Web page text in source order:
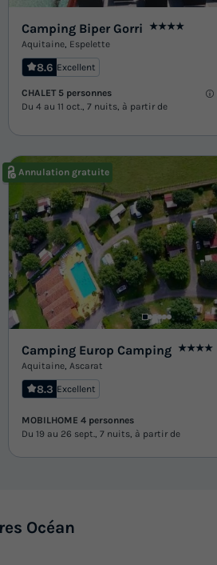
Camping Biper Gorri
★★★★
Aquitaine, Espelette
8.6 Excellent
CHALET 5 personnes
Du 4 au 11 oct., 7 nuits, à partir de
Annulation gratuite
Camping Europ Camping
★★★★
Aquitaine, Ascarat
8.3 Excellent
MOBILHOME 4 personnes
Du 19 au 26 sept., 7 nuits, à partir de
Océan